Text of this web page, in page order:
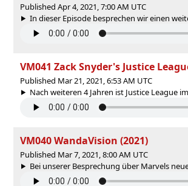
Published Apr 4, 2021, 7:00 AM UTC
In dieser Episode besprechen wir einen
VM041 Zack Snyder's Justice
Published Mar 21, 2021, 6:53 AM UTC
Nach weiteren 4 Jahren ist Justice League
VM040 WandaVision (2021)
Published Mar 7, 2021, 8:00 AM UTC
Bei unserer Besprechung über Marvels